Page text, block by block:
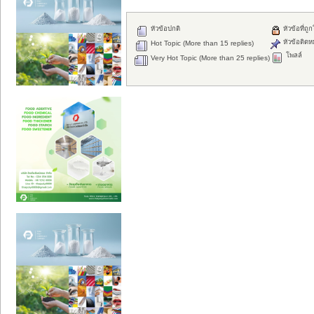
หัวข้อปกติ
Hot Topic (More than 15 replies)
Very Hot Topic (More than 25 replies)
หัวข้อที่ถู
หัวข้อติดห
โพลล์